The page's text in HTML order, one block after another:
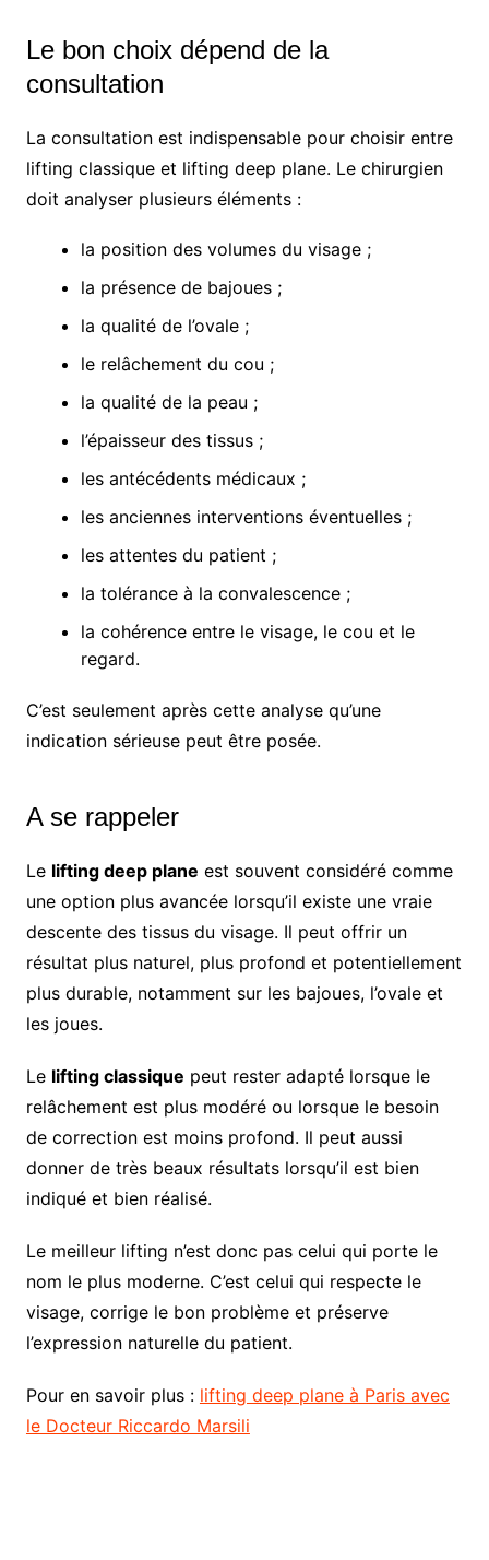
Le bon choix dépend de la
consultation
La consultation est indispensable pour choisir entre
lifting classique et lifting deep plane. Le chirurgien
doit analyser plusieurs éléments :
la position des volumes du visage ;
la présence de bajoues ;
la qualité de l’ovale ;
le relâchement du cou ;
la qualité de la peau ;
l’épaisseur des tissus ;
les antécédents médicaux ;
les anciennes interventions éventuelles ;
les attentes du patient ;
la tolérance à la convalescence ;
la cohérence entre le visage, le cou et le
regard.
C’est seulement après cette analyse qu’une
indication sérieuse peut être posée.
A se rappeler
Le lifting deep plane est souvent considéré comme
une option plus avancée lorsqu’il existe une vraie
descente des tissus du visage. Il peut offrir un
résultat plus naturel, plus profond et potentiellement
plus durable, notamment sur les bajoues, l’ovale et
les joues.
Le lifting classique peut rester adapté lorsque le
relâchement est plus modéré ou lorsque le besoin
de correction est moins profond. Il peut aussi
donner de très beaux résultats lorsqu’il est bien
indiqué et bien réalisé.
Le meilleur lifting n’est donc pas celui qui porte le
nom le plus moderne. C’est celui qui respecte le
visage, corrige le bon problème et préserve
l’expression naturelle du patient.
Pour en savoir plus : lifting deep plane à Paris avec
le Docteur Riccardo Marsili